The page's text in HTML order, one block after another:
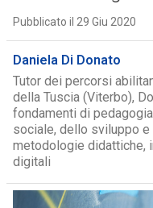
Pubblicato il 29 Giu 2020
Daniela Di Donato
Tutor dei percorsi
della Tuscia (Viterbo),
fondamenti di
sociale, dello sviluppo
metodologie didattiche,
digitali